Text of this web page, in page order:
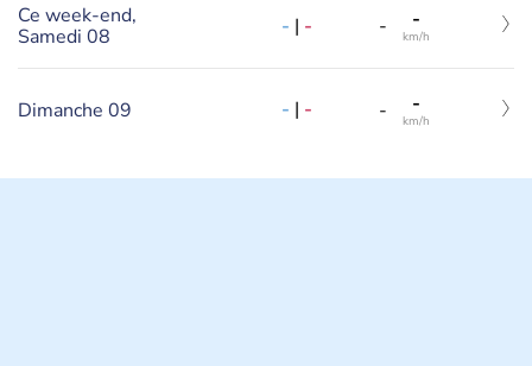
Ce week-end,
Samedi 08
- | - - -
km/h
Dimanche 09 - | - - -
km/h